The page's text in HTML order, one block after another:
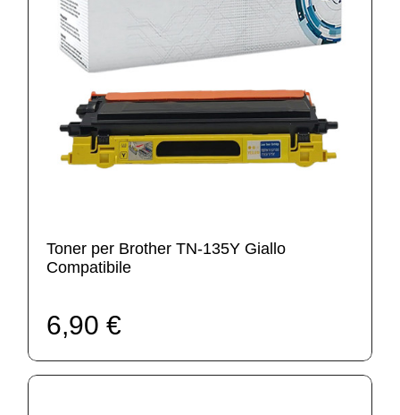
Toner per Brother TN-135Y Giallo
Compatibile
6,90 €